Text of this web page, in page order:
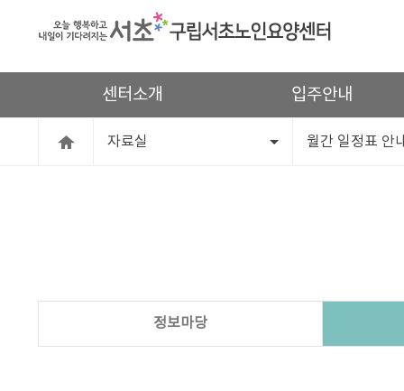
센터소개 입주안내
자료실 월간 일정표 안
정보마당